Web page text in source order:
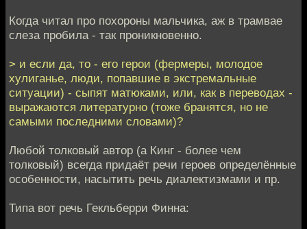
Когда читал про похороны мальчика, аж в трамвае
слеза пробила - так проникновенно.
> и если да, то - его герои (фермеры, молодое
хулиганье, люди, попавшие в экстремальные
ситуации) - сыпят матюками, или, как в переводах -
выражаются литературно (тоже бранятся, но не
самыми последними словами)?
Любой толковый автор (а Кинг - более чем
толковый) всегда придаёт речи героев определённые
особенности, насытить речь диалектизмами и пр.
Типа вот речь Гекльберри Финна: